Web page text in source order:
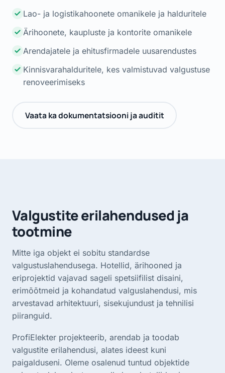
Lao- ja logistikahoonete omanikele ja halduritele
Ärihoonete, kaupluste ja kontorite omanikele
Arendajatele ja ehitusfirmadele uusarendustes
Kinnisvarahalduritele, kes valmistuvad valgustuse
renoveerimiseks
Vaata ka dokumentatsiooni ja auditit
Valgustite erilahendused ja
tootmine
Mitte iga objekt ei sobitu standardse
valgustuslahendusega. Hotellid, ärihooned ja
eriprojektid vajavad sageli spetsiifilist disaini,
erimõõtmeid ja kohandatud valguslahendusi, mis
arvestavad arhitektuuri, sisekujundust ja tehnilisi
piiranguid.
ProfiElekter projekteerib, arendab ja toodab
valgustite erilahendusi, alates ideest kuni
paigalduseni. Oleme osalenud tuntud objektide